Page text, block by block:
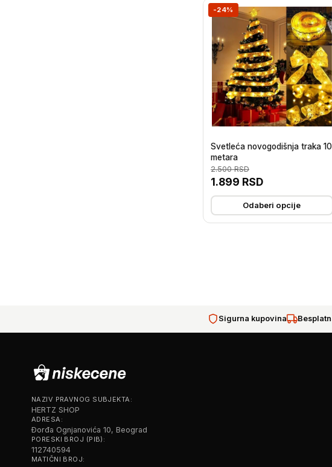
-24%
Svetleća novogodišnja traka 10
metara
1.899 RSD
2.500RSD
Odaberi opcije
Sigurna kupovina
NAZIV PRAVNOG SUBJEKTA:
HERTZ SHOP
ADRESA:
Đorđa Ognjanovića 10, Beograd
PORESKI BROJ (PIB):
112740594
MATIČNI BROJ: